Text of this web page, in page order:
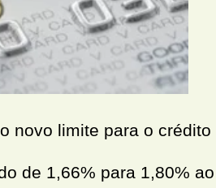
novo limite para o crédito
de 1,66% para 1,80% ao